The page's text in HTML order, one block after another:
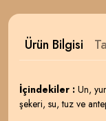
Ürün Bilgisi
İçindekiler : Un,
şekeri, su, tuz ve